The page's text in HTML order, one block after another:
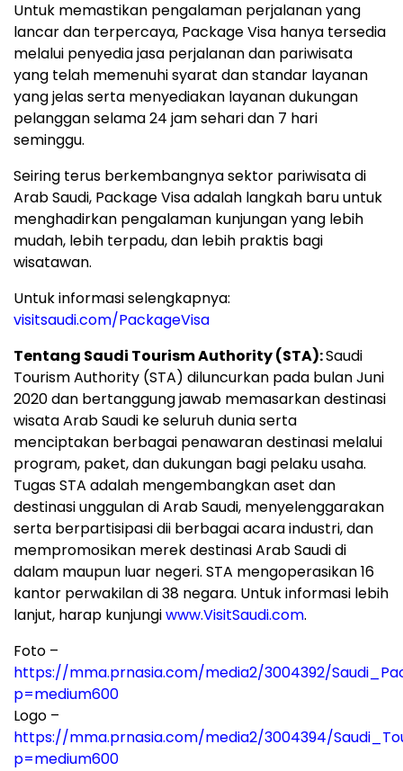
Untuk memastikan pengalaman perjalanan yang
lancar dan terpercaya, Package Visa hanya tersedia
melalui penyedia jasa perjalanan dan pariwisata
yang telah memenuhi syarat dan standar layanan
yang jelas serta menyediakan layanan dukungan
pelanggan selama 24 jam sehari dan 7 hari
seminggu.
Seiring terus berkembangnya sektor pariwisata di
Arab Saudi, Package Visa adalah langkah baru untuk
menghadirkan pengalaman kunjungan yang lebih
mudah, lebih terpadu, dan lebih praktis bagi
wisatawan.
Untuk informasi selengkapnya:
visitsaudi.com/PackageVisa
Tentang Saudi Tourism Authority (STA):Saudi
Tourism Authority (STA) diluncurkan pada bulan Juni
2020 dan bertanggung jawab memasarkan destinasi
wisata Arab Saudi ke seluruh dunia serta
menciptakan berbagai penawaran destinasi melalui
program, paket, dan dukungan bagi pelaku usaha.
Tugas STA adalah mengembangkan aset dan
destinasi unggulan di Arab Saudi, menyelenggarakan
serta berpartisipasi dii berbagai acara industri, dan
mempromosikan merek destinasi Arab Saudi di
dalam maupun luar negeri. STA mengoperasikan 16
kantor perwakilan di 38 negara. Untuk informasi lebih
lanjut, harap kunjungiwww.VisitSaudi.com.
Foto –
https://mma.prnasia.com/media2/3004392/
p=medium600
Logo –
https://mma.prnasia.com/media2/3004394/
p=medium600